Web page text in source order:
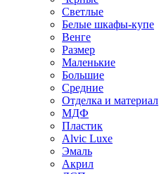
Светлые
Белые шкафы-купе
Венге
Размер
Маленькие
Большие
Средние
Отделка и материал
МДФ
Пластик
Alvic Luxe
Эмаль
Акрил